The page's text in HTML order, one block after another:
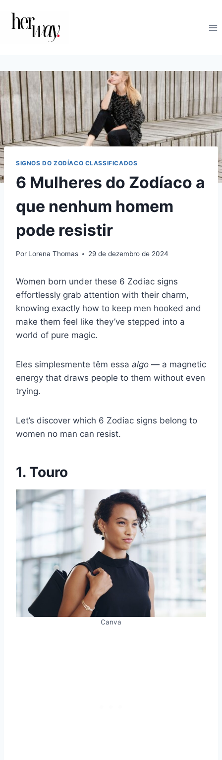
SIGNOS DO ZODÍACO CLASSIFICADOS
6 Mulheres do Zodíaco a
que nenhum homem
pode resistir
Por Lorena Thomas 29 de dezembro de 2024
Women born under these 6 Zodiac signs
effortlessly grab attention with their charm,
knowing exactly how to keep men hooked and
make them feel like they’ve stepped into a
world of pure magic.
Eles simplesmente têm essa algo — a magnetic
energy that draws people to them without even
trying.
Let’s discover which 6 Zodiac signs belong to
women no man can resist.
1. Touro
Canva